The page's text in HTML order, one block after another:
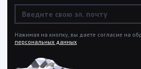
Нажимая на кнопку, вы даете согласие на
персональных данных